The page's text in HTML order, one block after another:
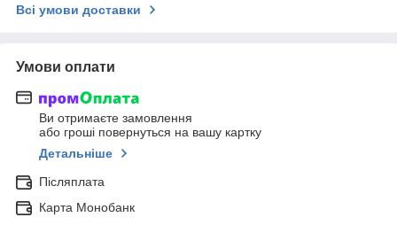
Всі умови доставки
Умови оплати
Ви отримаєте замовлення
або гроші повернуться на вашу картку
Детальніше
Післяплата
Карта Монобанк